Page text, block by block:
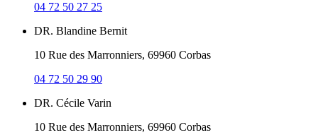
04 72 50 27 25
DR. Blandine Bernit
10 Rue des Marronniers, 69960 Corbas
04 72 50 29 90
DR. Cécile Varin
10 Rue des Marronniers, 69960 Corbas